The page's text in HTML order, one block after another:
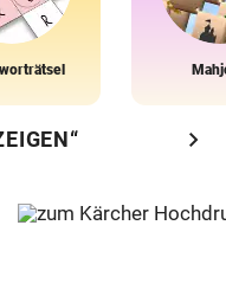
chevron_right